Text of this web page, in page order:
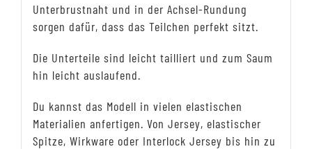
Unterbrustnaht und in der Achsel-Rundung
sorgen dafür, dass das Teilchen perfekt sitzt.
Die Unterteile sind leicht tailliert und zum Saum
hin leicht auslaufend.
Du kannst das Modell in vielen elastischen
Materialien anfertigen. Von Jersey, elastischer
Spitze, Wirkware oder Interlock Jersey bis hin zu